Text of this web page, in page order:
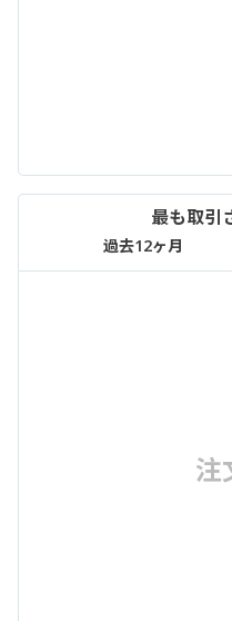
最も取引
過去12ヶ月
注